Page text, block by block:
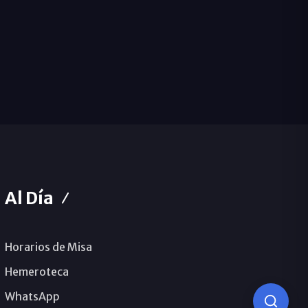
Al Día
Horarios de Misa
Hemeroteca
WhatsApp